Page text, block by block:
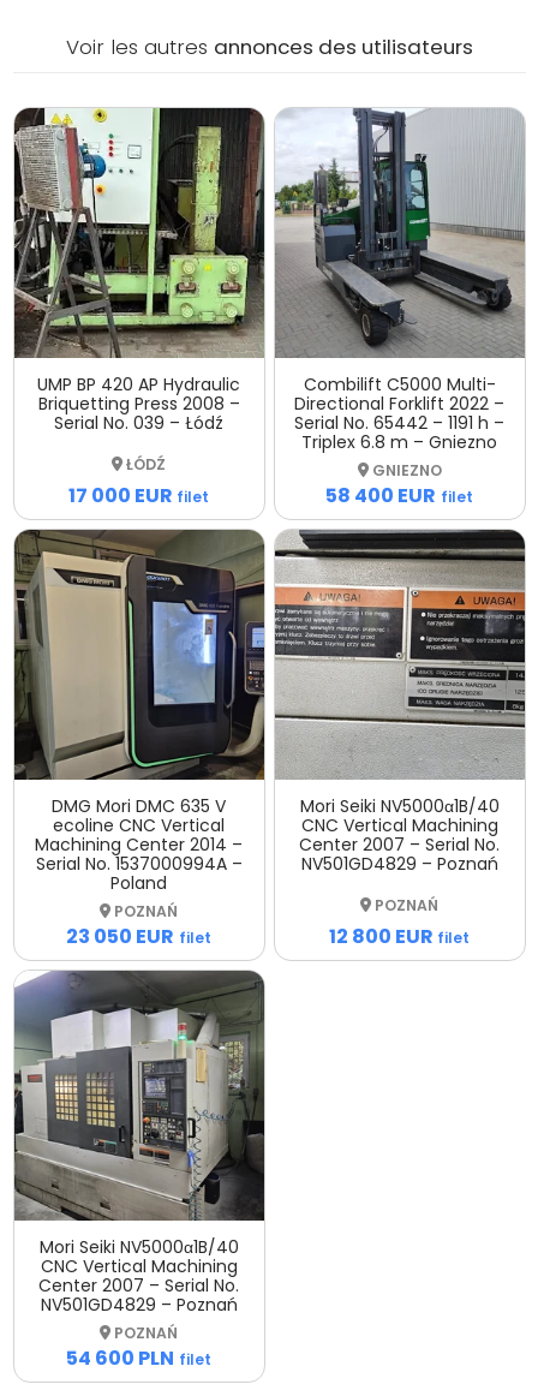
Voir les autres annonces des utilisateurs
UMP BP 420 AP Hydraulic
Briquetting Press 2008 –
Serial No. 039 – Łódź
ŁÓDŹ
17 000 EUR filet
Combilift C5000 Multi-
Directional Forklift 2022 –
Serial No. 65442 – 1191 h –
Triplex 6.8 m – Gniezno
GNIEZNO
58 400 EUR filet
DMG Mori DMC 635 V
ecoline CNC Vertical
Machining Center 2014 –
Serial No. 1537000994A –
Poland
POZNAŃ
23 050 EUR filet
Mori Seiki NV5000α1B/40
CNC Vertical Machining
Center 2007 – Serial No.
NV501GD4829 – Poznań
POZNAŃ
12 800 EUR filet
Mori Seiki NV5000α1B/40
CNC Vertical Machining
Center 2007 – Serial No.
NV501GD4829 – Poznań
POZNAŃ
54 600 PLN filet